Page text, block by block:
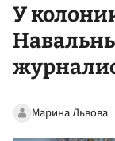
У
Марина Львова